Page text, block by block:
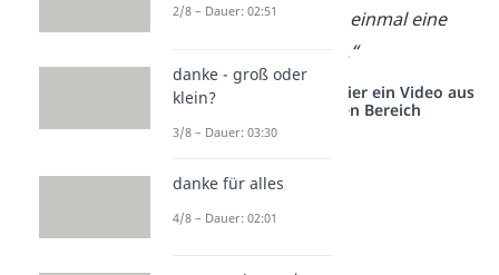
→ „Ich habe schon einmal eine
Weltreise gemacht.“
Studyflix vernetzt: Hier ein Video aus
einem anderen Bereich
2/8 – Dauer: 02:51
danke - groß oder
klein?
3/8 – Dauer: 03:30
danke für alles
4/8 – Dauer: 02:01